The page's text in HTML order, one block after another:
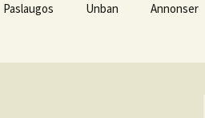
Paslaugos Unban Annonser